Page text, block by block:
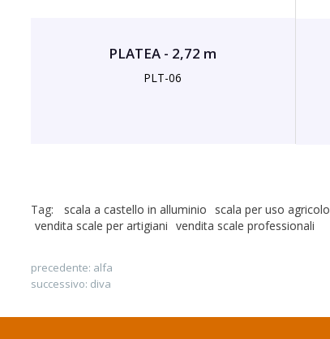
PLATEA - 2,72 m
PLT-06
Tag: scala a castello in alluminio scala per uso agricolo
vendita scale per artigiani vendita scale professionali
precedente: alfa
successivo: diva